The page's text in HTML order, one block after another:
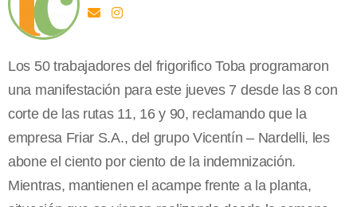
Los 50 trabajadores del frigorifico Toba programaron
una manifestación para este jueves 7 desde las 8 con
corte de las rutas 11, 16 y 90, reclamando que la
empresa Friar S.A., del grupo Vicentín – Nardelli, les
abone el ciento por ciento de la indemnización.
Mientras, mantienen el acampe frente a la planta,